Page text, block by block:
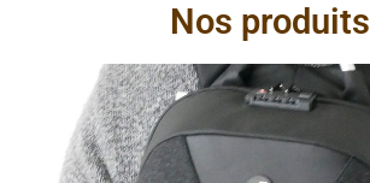
Nos produits